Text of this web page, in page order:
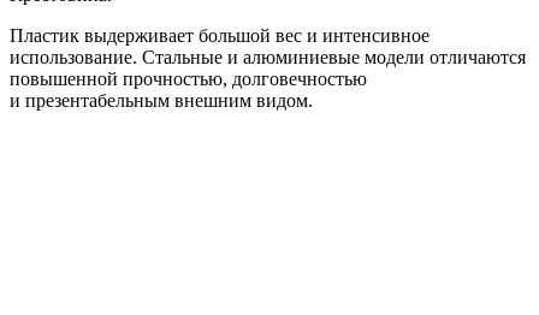
Пластик выдерживает большой вес и интенсивное
использование. Стальные и алюминиевые модели отличаются
повышенной прочностью, долговечностью
и презентабельным внешним видом.